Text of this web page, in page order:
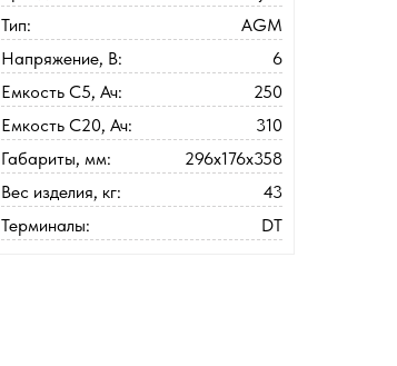
Тип:
AGM
Напряжение, В:
6
Емкость C5, Ач:
250
Емкость C20, Ач:
310
Габариты, мм:
296x176x358
Вес изделия, кг:
43
Терминалы:
DT